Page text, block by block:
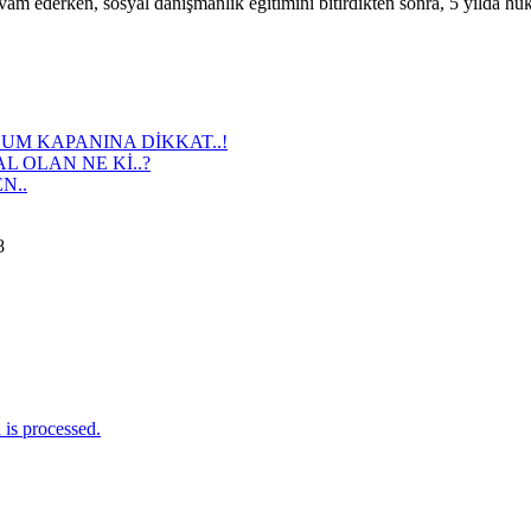
KAPANINA DİKKAT..!
OLAN NE Kİ..?
processed.